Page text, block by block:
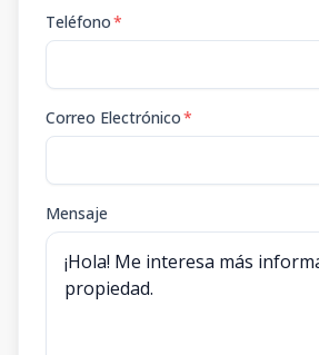
Teléfono*
Correo Electrónico*
Mensaje